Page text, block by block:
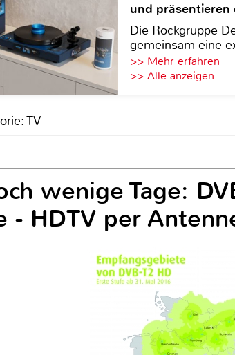
und präsentieren
Die Rockgruppe
gemeinsam eine
>> Mehr erfahren
>> Alle anzeigen
TV
wenige Tage:
- HDTV per